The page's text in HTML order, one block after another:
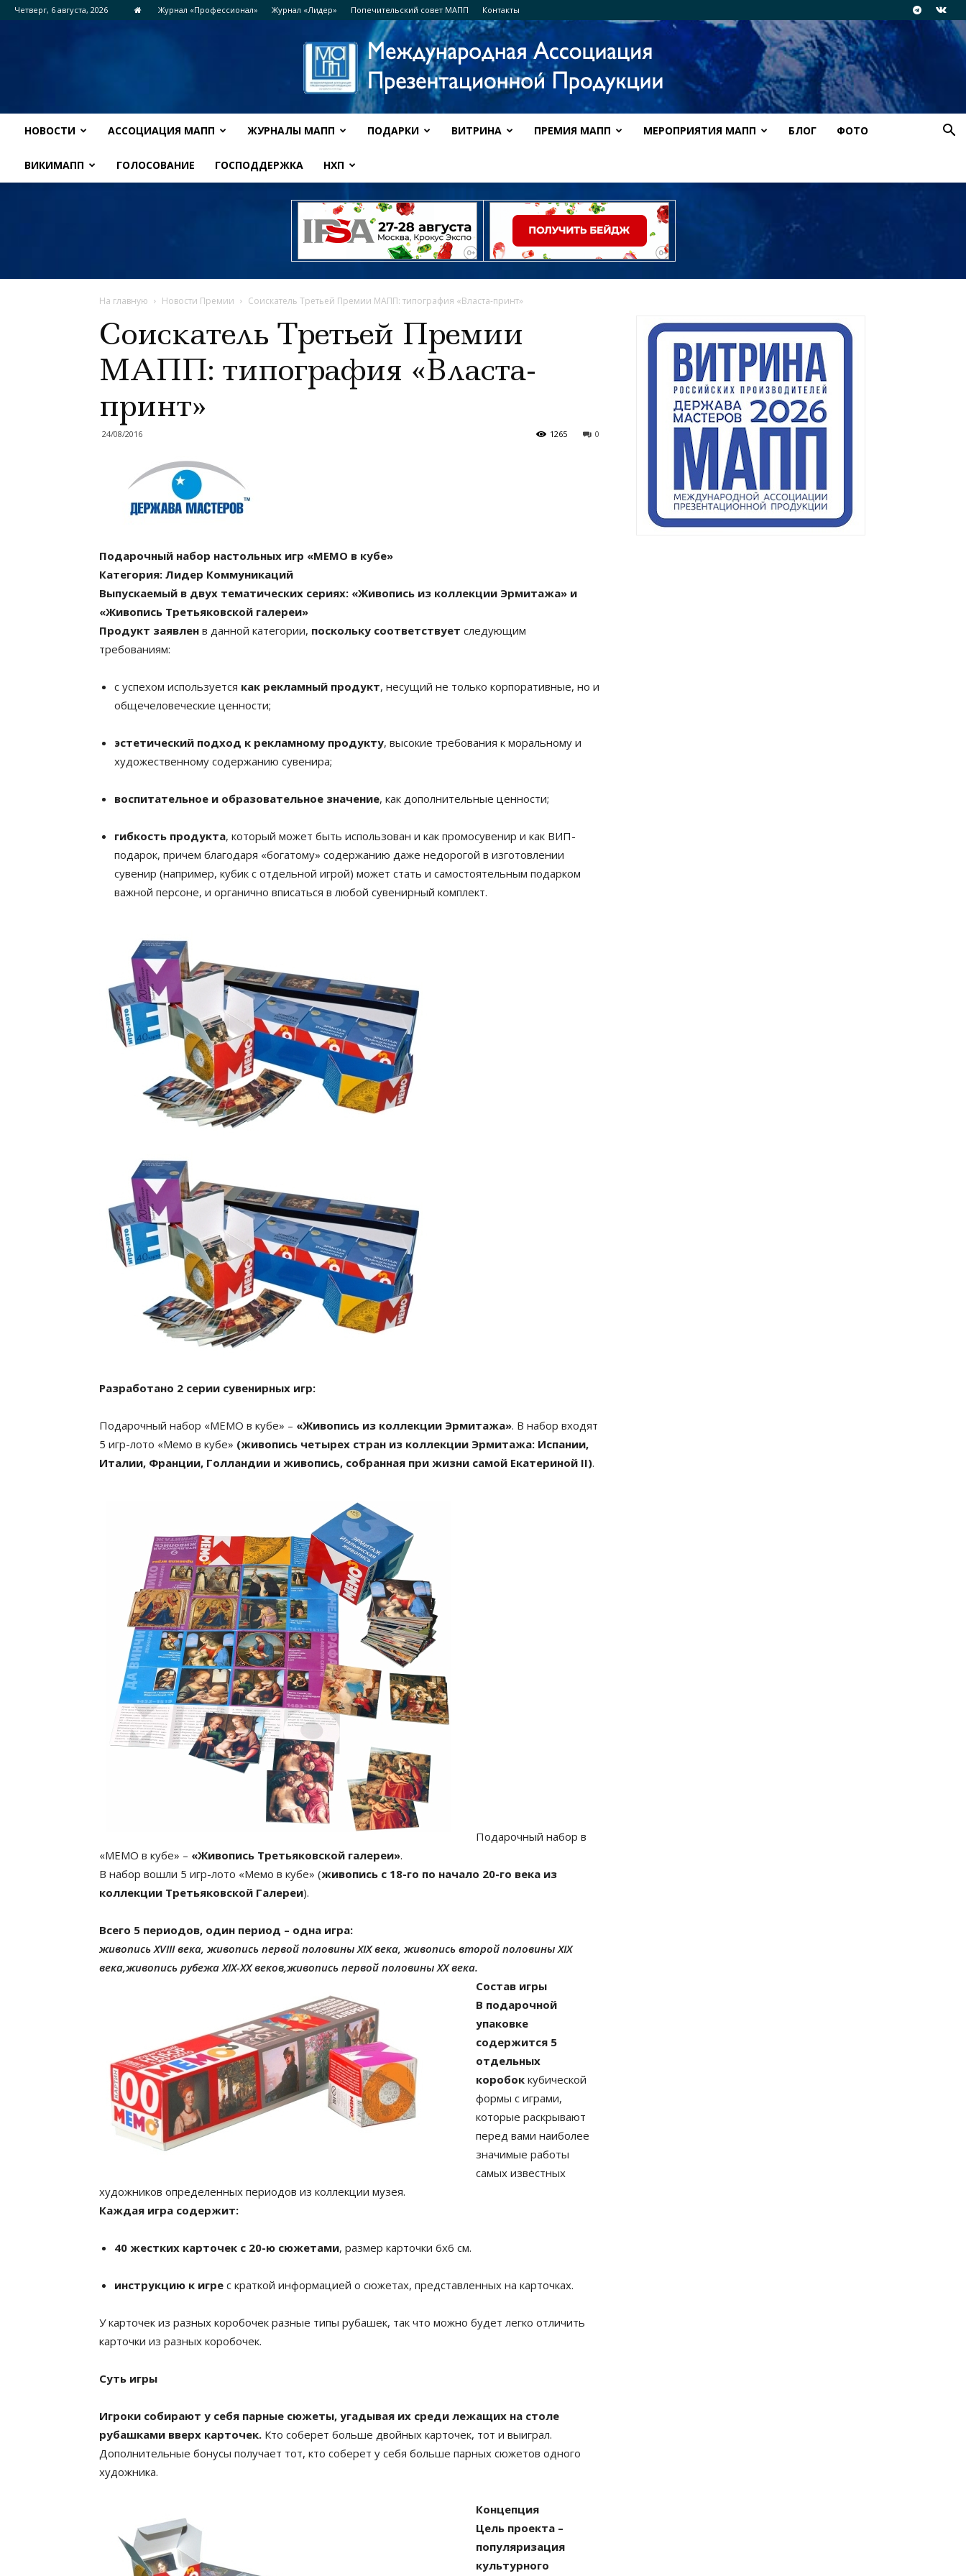
Четверг, 6 августа, 2026 Журнал «Профессионал» Журнал «Лидер» Попечительский совет МАПП Контакты
НОВОСТИ АССОЦИАЦИЯ МАПП ЖУРНАЛЫ МАПП ПОДАРКИ ВИТРИНА ПРЕМИЯ МАПП МЕРОПРИЯТИЯ МАПП БЛОГ ФОТО
ВИКИМАПП ГОЛОСОВАНИЕ ГОСПОДДЕРЖКА НХП
На главную Новости Премии Соискатель Третьей Премии МАПП: типография «Власта-принт»
Соискатель Третьей Премии
МАПП: типография «Власта-
принт»
24/08/2016 0
1265
Подарочный набор настольных игр «МЕМО в кубе»
Категория: Лидер Коммуникаций
Выпускаемый в двух тематических сериях: «Живопись из коллекции Эрмитажа» и
«Живопись Третьяковской галереи»
Продукт заявлен в данной категории, поскольку соответствует следующим
требованиям:
с успехом используется как рекламный продукт, несущий не только корпоративные, но и
общечеловеческие ценности;
эстетический подход к рекламному продукту, высокие требования к моральному и
художественному содержанию сувенира;
воспитательное и образовательное значение, как дополнительные ценности;
гибкость продукта, который может быть использован и как промосувенир и как ВИП-
подарок, причем благодаря «богатому» содержанию даже недорогой в изготовлении
сувенир (например, кубик с отдельной игрой) может стать и самостоятельным подарком
важной персоне, и органично вписаться в любой сувенирный комплект.
Разработано 2 серии сувенирных игр:
Подарочный набор «МEMO в кубе» – «Живопись из коллекции Эрмитажа». В набор входят
5 игр-лото «Мемо в кубе» (живопись четырех стран из коллекции Эрмитажа: Испании,
Италии, Франции, Голландии и живопись, собранная при жизни самой Екатериной II).
Подарочный набор в
«МЕМО в кубе» – «Живопись Третьяковской галереи».
В набор вошли 5 игр-лото «Мемо в кубе» (живопись с 18-го по начало 20-го века из
коллекции Третьяковской Галереи).
Всего 5 периодов, один период – одна игра:
живопись XVIII века, живопись первой половины XIX века, живопись второй половины XIX
века,живопись рубежа XIX-XX веков,живопись первой половины XX века.
Состав игры
В подарочной
упаковке
содержится 5
отдельных
коробок кубической
формы с играми,
которые раскрывают
перед вами наиболее
значимые работы
самых известных
художников определенных периодов из коллекции музея.
Каждая игра содержит:
40 жестких карточек с 20-ю сюжетами, размер карточки 6х6 см.
инструкцию к игре с краткой информацией о сюжетах, представленных на карточках.
У карточек из разных коробочек разные типы рубашек, так что можно будет легко отличить
карточки из разных коробочек.
Суть игры
Игроки собирают у себя парные сюжеты, угадывая их среди лежащих на столе
рубашками вверх карточек. Кто соберет больше двойных карточек, тот и выиграл.
Дополнительные бонусы получает тот, кто соберет у себя больше парных сюжетов одного
художника.
Концепция
Цель проекта –
популяризация
культурного